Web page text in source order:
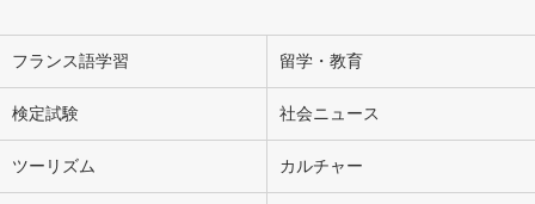
フランス語学習 留学・教育
検定試験 社会ニュース
ツーリズム カルチャー